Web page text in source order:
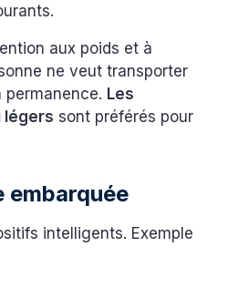
aux poids et à
ne veut transporter
Les
légers sont préférés pour
embarquée
intelligents. Exemple